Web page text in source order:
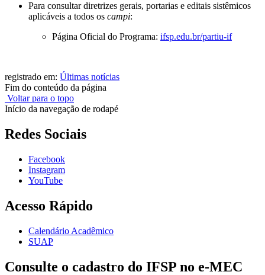
Para consultar diretrizes gerais, portarias e editais sistêmicos
aplicáveis a todos os campi:
Página Oficial do Programa: ifsp.edu.br/partiu-if
registrado em: Últimas notícias
Fim do conteúdo da página
Voltar para o topo
Início da navegação de rodapé
Redes Sociais
Facebook
Instagram
YouTube
Acesso Rápido
Calendário Acadêmico
SUAP
Consulte o cadastro do IFSP no e-MEC